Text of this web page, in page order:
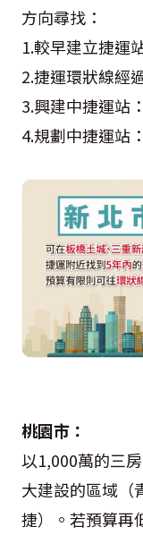
方向尋找：
1.較早建立捷運
2.捷運環狀線經
3.興建中捷運站
4.規劃中捷運站
桃園市：
以1,000萬的三
大建設的區域（
捷）。若預算再